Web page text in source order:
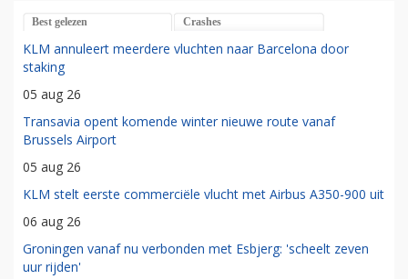
Best gelezen Crashes
KLM annuleert meerdere vluchten naar Barcelona door
staking
05 aug 26
Transavia opent komende winter nieuwe route vanaf
Brussels Airport
05 aug 26
KLM stelt eerste commerciële vlucht met Airbus A350-900 uit
06 aug 26
Groningen vanaf nu verbonden met Esbjerg: 'scheelt zeven
uur rijden'